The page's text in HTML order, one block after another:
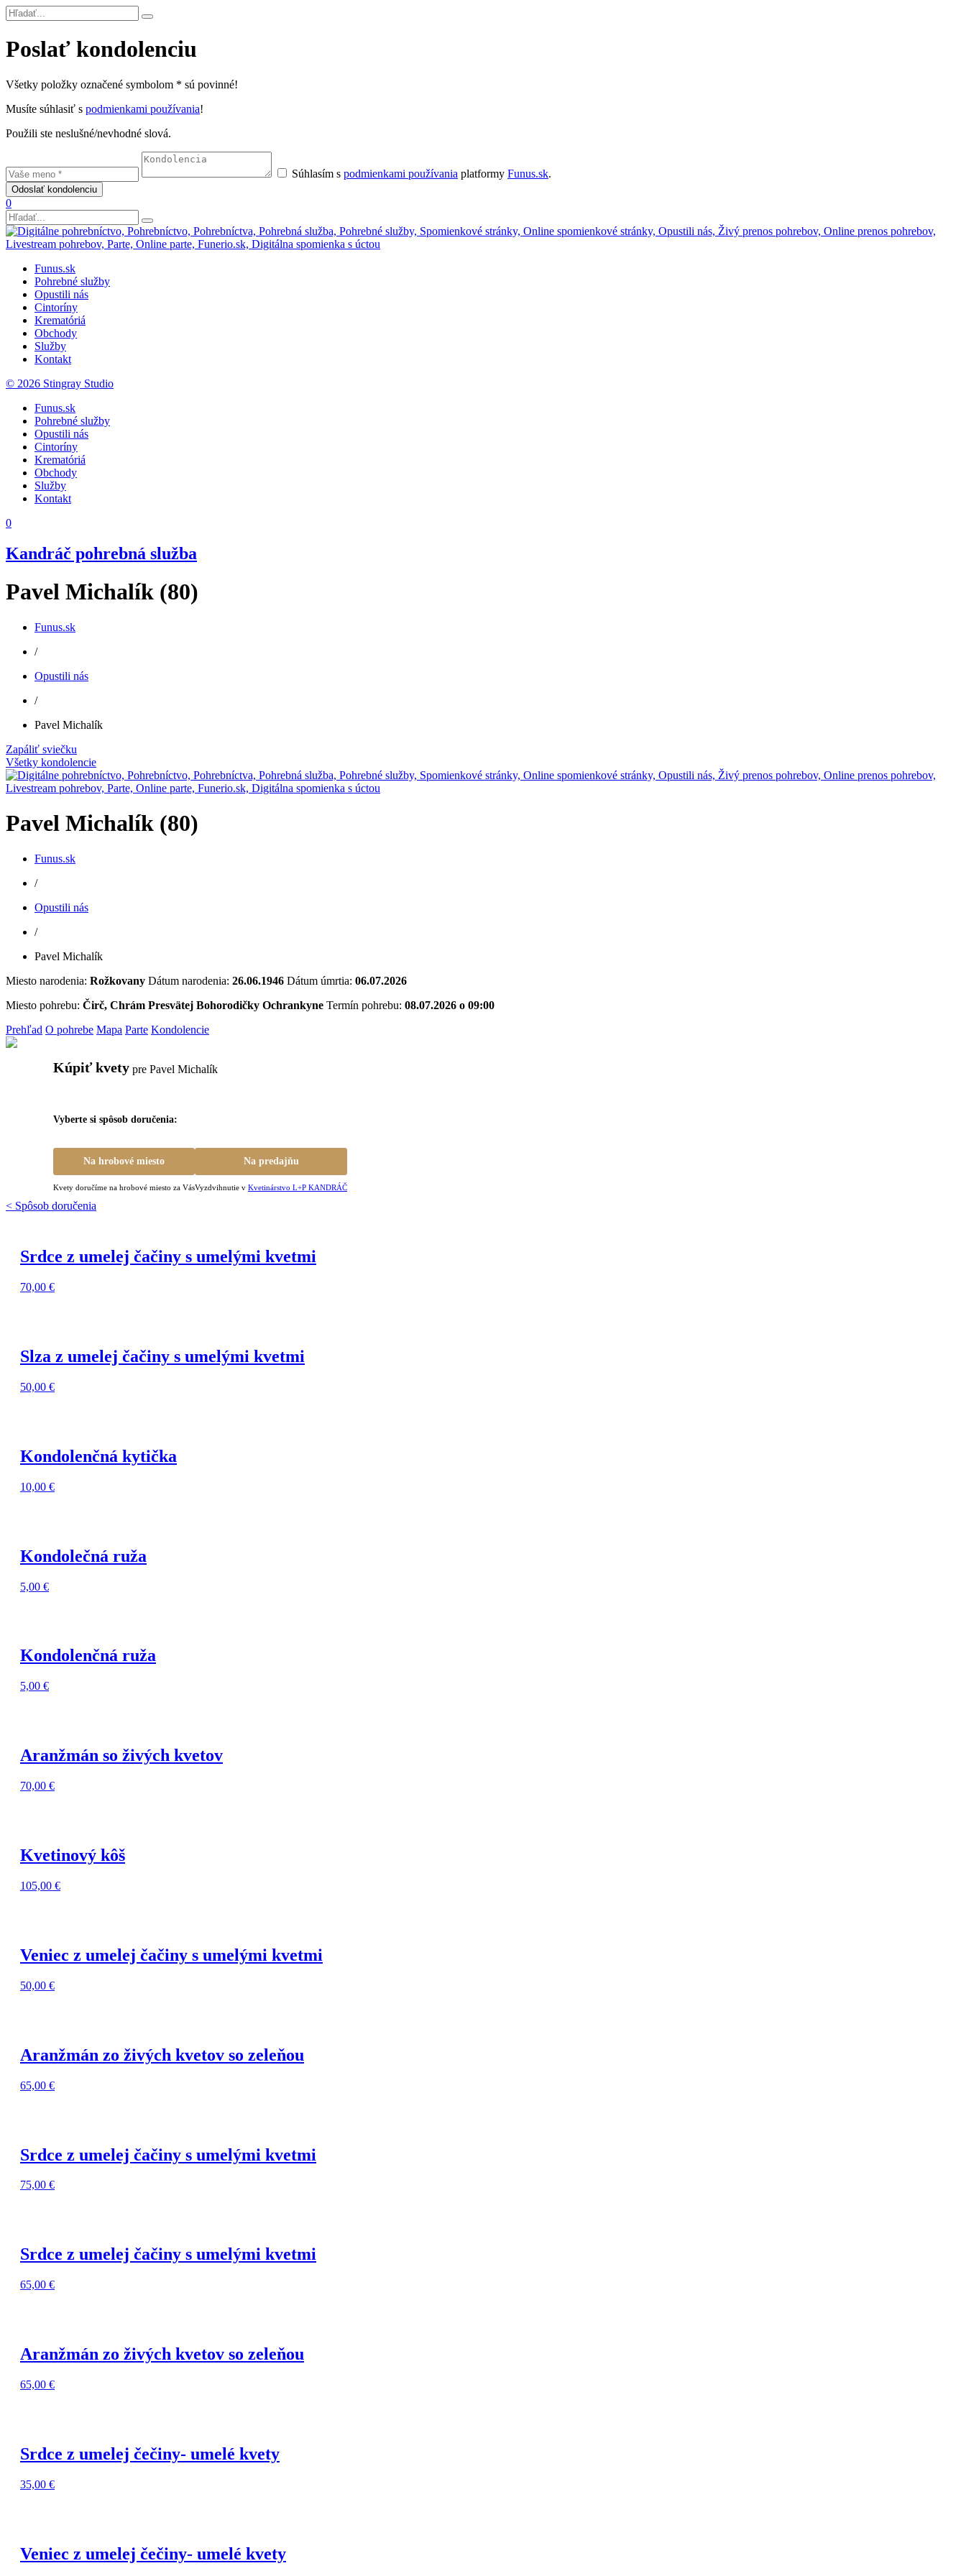
Poslať kondolenciu
Všetky položky označené symbolom * sú povinné!
Musíte súhlasiť s podmienkami používania!
Použili ste neslušné/nevhodné slová.
Súhlasím s podmienkami používania platformy Funus.sk.
0
Funus.sk
Pohrebné služby
Opustili nás
Cintoríny
Krematóriá
Obchody
Služby
Kontakt
© 2026 Stingray Studio
Funus.sk
Pohrebné služby
Opustili nás
Cintoríny
Krematóriá
Obchody
Služby
Kontakt
0
Kandráč pohrebná služba
Pavel Michalík (80)
Funus.sk
/
Opustili nás
/
Pavel Michalík
Zapáliť sviečku
Všetky kondolencie
Pavel Michalík (80)
Funus.sk
/
Opustili nás
/
Pavel Michalík
Miesto narodenia: Rožkovany Dátum narodenia: 26.06.1946 Dátum úmrtia: 06.07.2026
Miesto pohrebu: Čirč, Chrám Presvätej Bohorodičky Ochrankyne Termín pohrebu: 08.07.2026 o 09:00
Prehľad O pohrebe Mapa Parte Kondolencie
Kúpiť kvety pre Pavel Michalík
Vyberte si spôsob doručenia:
Na hrobové miesto
Kvety doručíme na hrobové miesto za Vás
Na predajňu
Vyzdvihnutie v Kvetinárstvo L+P KANDRÁČ
< Spôsob doručenia
Srdce z umelej čačiny s umelými kvetmi
70,00 €
Slza z umelej čačiny s umelými kvetmi
50,00 €
Kondolenčná kytička
10,00 €
Kondolečná ruža
5,00 €
Kondolenčná ruža
5,00 €
Aranžmán so živých kvetov
70,00 €
Kvetinový kôš
105,00 €
Veniec z umelej čačiny s umelými kvetmi
50,00 €
Aranžmán zo živých kvetov so zeleňou
65,00 €
Srdce z umelej čačiny s umelými kvetmi
75,00 €
Srdce z umelej čačiny s umelými kvetmi
65,00 €
Aranžmán zo živých kvetov so zeleňou
65,00 €
Srdce z umelej čečiny- umelé kvety
35,00 €
Veniec z umelej čečiny- umelé kvety